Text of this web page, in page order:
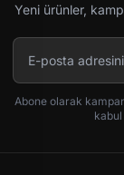
Yeni ürünler,
Abone olarak